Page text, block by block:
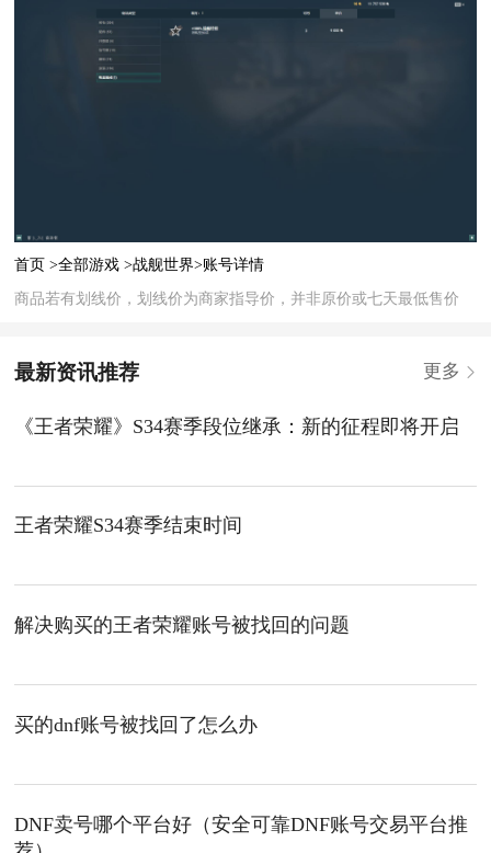
首页 >全部游戏 >战舰世界>账号详情
商品若有划线价，划线价为商家指导价，并非原价或七天最低售价
最新资讯推荐 更多
《王者荣耀》S34赛季段位继承：新的征程即将开启
王者荣耀S34赛季结束时间
解决购买的王者荣耀账号被找回的问题
买的dnf账号被找回了怎么办
DNF卖号哪个平台好（安全可靠DNF账号交易平台推